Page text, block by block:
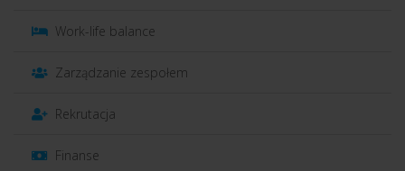
Work-life balance
Zarządzanie zespołem
Rekrutacja
Finanse